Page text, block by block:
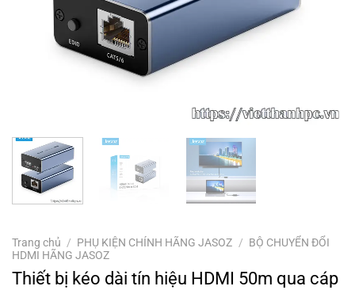
Trang chủ / PHỤ KIỆN CHÍNH HÃNG JASOZ / BỘ CHUYỂN ĐỔI
HDMI HÃNG JASOZ
Thiết bị kéo dài tín hiệu HDMI 50m qua cáp